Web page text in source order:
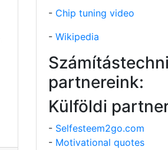
- Chip tuning video
- Wikipedia
partnereink:
Külföldi
- Selfesteem2go.com
- Motivational quotes